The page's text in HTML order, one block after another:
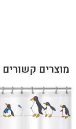
מוצרים קשורים